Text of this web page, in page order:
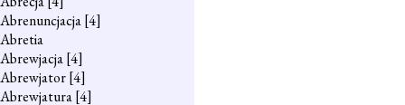
Abrenuncjacja[4]
Abretia
Abrewjacja[4]
Abrewjator[4]
Abrewjatura[4]